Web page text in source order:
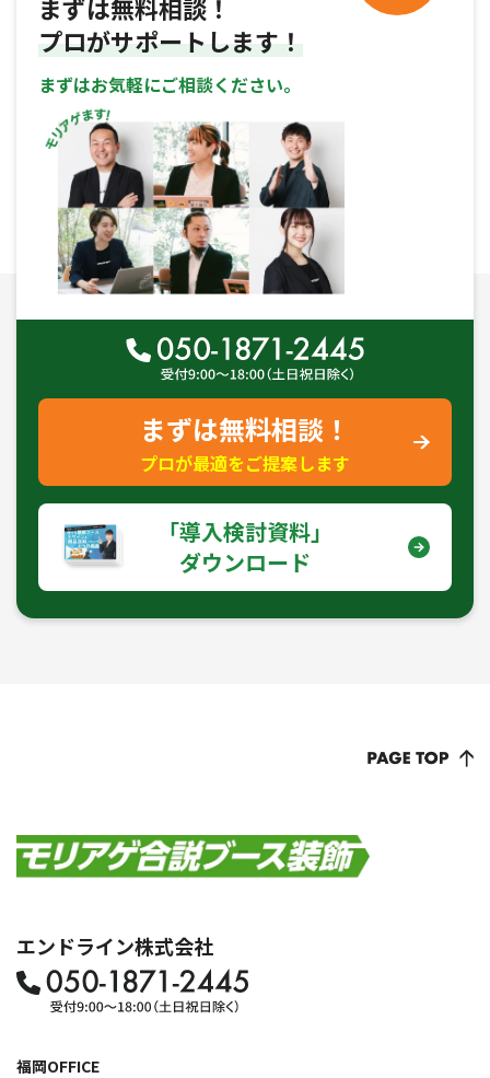
まずは無料相談！
プロがサポートします！
まずはお気軽にご相談ください。
まずは無料相談！
プロが最適をご提案します
｢導入検討資料｣
ダウンロード
エンドライン株式会社
福岡OFFICE